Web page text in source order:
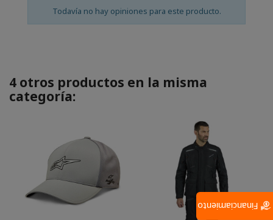
Todavía no hay opiniones para este producto.
4 otros productos en la misma
categoría:
Financiamiento